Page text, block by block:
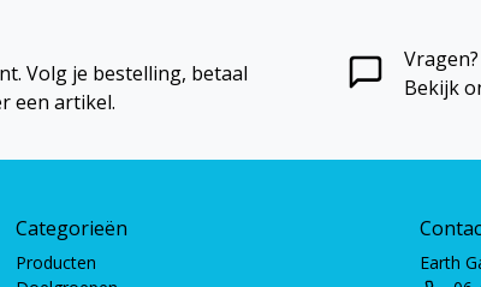
Volg je bestelling, betaal
een artikel.
Vragen?
Bekijk
Categorieën
Producten
Earth